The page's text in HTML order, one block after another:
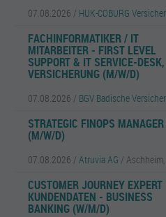
07.08.2026 / HUK-COBURG
FACHINFORMATIKER / IT
MITARBEITER - FIRST LEVEL
SUPPORT & IT SERVICE-DESK,
VERSICHERUNG (M/W/D)
07.08.2026 / BGV Badische
STRATEGIC FINOPS MANAGER
(M/W/D)
07.08.2026 / Atruvia AG /
CUSTOMER JOURNEY EXPERT
KUNDENDATEN - BUSINESS
BANKING (W/M/D)